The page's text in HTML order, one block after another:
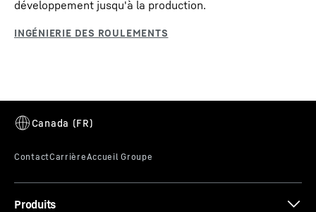
développement jusqu'à la production.
Produits